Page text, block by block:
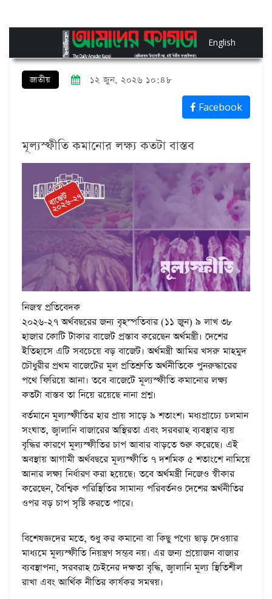
English
জাতীয় ১২ জুন, ২০২৬ ১০:৪৮
Facebook
মূল্যস্ফীতি কমানোর লক্ষ্য কতটা বাস্তব
নিজস্ব প্রতিবেদক
২০২৬-২৭ অর্থবছরের জন্য বৃহস্পতিবার (১১ জুন) ৯ লাখ ৩৮
হাজার কোটি টাকার বাজেট প্রস্তাব করেছেন অর্থমন্ত্রী। দেশের
ইতিহাসে এটি সবচেয়ে বড় বাজেট। অর্থমন্ত্রী আমির খসরু মাহমুদ
চৌধুরীর প্রথম বাজেটের মূল প্রতিশ্রুতি অর্থনীতিকে পুনরুদ্ধারের
পথে ফিরিয়ে আনা। তবে বাজেটে মূল্যস্ফীতি কমানোর লক্ষ্য
কতটা বাস্তব তা নিয়ে রয়েছে নানা প্রশ্ন।
বর্তমানে মূল্যস্ফীতির হার প্রায় সাড়ে ৯ শতাংশ। মধ্যপ্রাচ্যে চলমান
সংঘাত, জ্বালানি বাজারের অস্থিরতা এবং সরবরাহ ব্যবস্থার ব্যয়
বৃদ্ধির কারণে মূল্যস্ফীতির চাপ আবার বাড়তে শুরু করেছে। এই
অবস্থায় আগামী অর্থবছরে মূল্যস্ফীতি ৭ দশমিক ৫ শতাংশে নামিয়ে
আনার লক্ষ্য নির্ধারণ করা হয়েছে। তবে অর্থমন্ত্রী নিজেও স্বীকার
করেছেন, বৈশ্বিক পরিস্থিতির সামান্য পরিবর্তনও দেশের অর্থনীতির
ওপর বড় চাপ সৃষ্টি করতে পারে।
বিশেষজ্ঞদের মতে, শুধু কর কমানো বা কিছু পণ্যে ছাড় দেওয়ার
মাধ্যমে মূল্যস্ফীতি নিয়ন্ত্রণ সম্ভব নয়। এর জন্য প্রয়োজন বাজার
ব্যবস্থাপনা, সরবরাহ চেইনের দক্ষতা বৃদ্ধি, জ্বালানি মূল্য স্থিতিশীল
রাখা এবং আর্থিক নীতির কার্যকর সমন্বয়।